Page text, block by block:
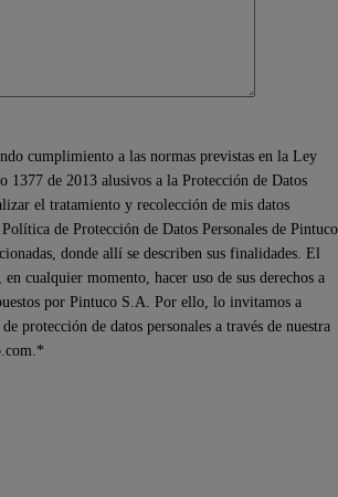
cumplimiento a las normas previstas en la Ley
1377 de 2013 alusivos a la Protección de Datos
el tratamiento y recolección de mis datos
de Protección de Datos Personales de Pintuco
donde allí se describen sus finalidades. El
cualquier momento, hacer uso de sus derechos a
por Pintuco S.A. Por ello, lo invitamos a
protección de datos personales a través de nuestra